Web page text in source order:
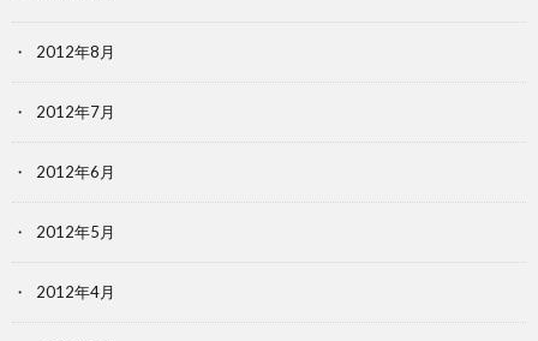
2012年8月
2012年7月
2012年6月
2012年5月
2012年4月